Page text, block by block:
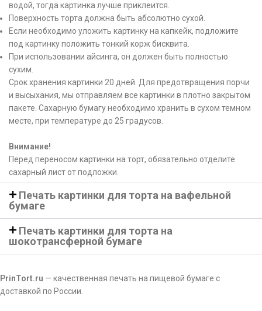
водой, тогда картинка лучше приклеится.
Поверхность торта должна быть абсолютно сухой.
Если необходимо уложить картинку на капкейк, подложите
под картинку положить тонкий корж бисквита.
При использовании айсинга, он должен быть полностью
сухим.
Срок хранения картинки 20 дней. Для предотвращения порчи
и высыхания, мы отправляем все картинки в плотно закрытом
пакете. Сахарную бумагу необходимо хранить в сухом темном
месте, при температуре до 25 градусов.
Внимание!
Перед переносом картинки на торт, обязательно отделите
сахарный лист от подложки.
Печать картинки для торта на вафельной
бумаге
Печать картинки для торта на
шокотрансферной бумаге
PrinTort.ru — качественная печать на пищевой бумаге с
доставкой по России.